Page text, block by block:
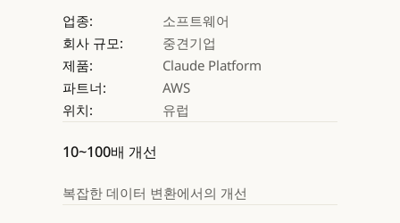
업종:
소프트웨어
회사 규모:
중견기업
제품:
Claude Platform
파트너:
AWS
위치:
유럽
10~100배 개선
복잡한 데이터 변환에서의 개선